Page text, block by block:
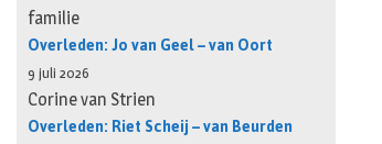
familie
Overleden: Jo van Geel – van Oort
9 juli 2026
Corine van Strien
Overleden: Riet Scheij – van Beurden